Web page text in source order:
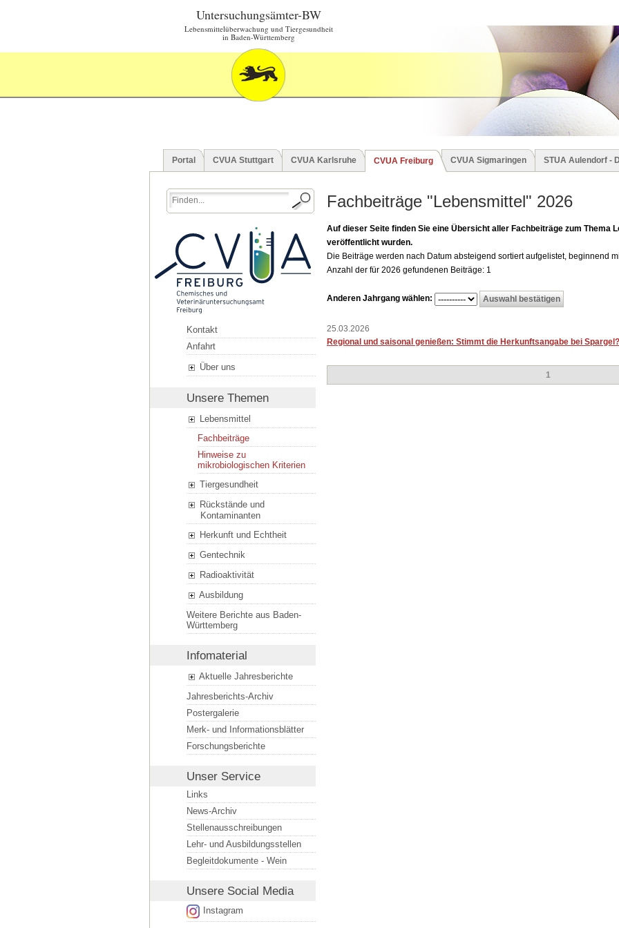
Untersuchungsämter-BW
Lebensmittelüberwachung und Tiergesundheit
in Baden-Württemberg
Portal CVUA Stuttgart CVUA Karlsruhe CVUA Freiburg CVUA Sigmaringen STUA Aulendorf -
Kontakt
Anfahrt
Über uns
Unsere Themen
Lebensmittel
Fachbeiträge
Hinweise zu
mikrobiologischen Kriterien
Tiergesundheit
Rückstände und
Kontaminanten
Herkunft und Echtheit
Gentechnik
Radioaktivität
Ausbildung
Weitere Berichte aus Baden-
Württemberg
Infomaterial
Aktuelle Jahresberichte
Jahresberichts-Archiv
Postergalerie
Merk- und Informationsblätter
Forschungsberichte
Unser Service
Links
News-Archiv
Stellenausschreibungen
Lehr- und Ausbildungsstellen
Begleitdokumente - Wein
Unsere Social Media
Instagram
Fachbeiträge "Lebensmittel" 2026
Auf dieser Seite finden Sie eine Übersicht aller Fachbeiträge zum Thema
veröffentlicht wurden.
Die Beiträge werden nach Datum absteigend sortiert aufgelistet, beginnend
Anzahl der für 2026 gefundenen Beiträge: 1
Anderen Jahrgang wählen:
25.03.2026
Regional und saisonal genießen: Stimmt die Herkunftsangabe bei Spargel?
1